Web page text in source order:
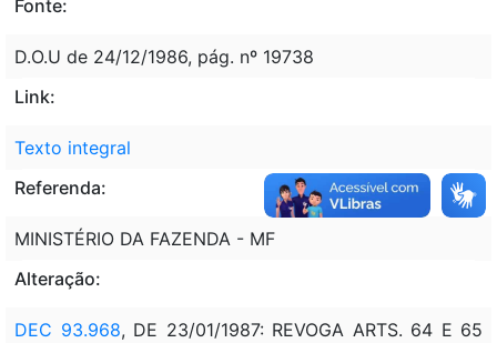
Fonte:
D.O.U de 24/12/1986, pág. nº 19738
Link:
Texto integral
Referenda:
MINISTÉRIO DA FAZENDA - MF
Alteração:
DEC 93.968, DE 23/01/1987: REVOGA ARTS. 64 E 65